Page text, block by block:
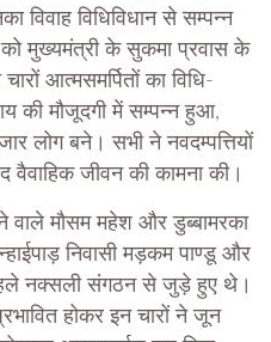
विवाह विधिविधान से सम्पन्न
मुख्यमंत्री के सुकमा प्रवास के
आत्मसमर्पितों का विधि-
की मौजूदगी में सम्पन्न हुआ,
लोग बने। सभी ने नवदम्पत्तियों
जीवन की कामना की।
वाले मौसम महेश और डुब्बामरका
निवासी मड़कम पाण्डू और
पहले नक्सली संगठन से जुड़े हुए थे।
होकर इन चारों ने जून